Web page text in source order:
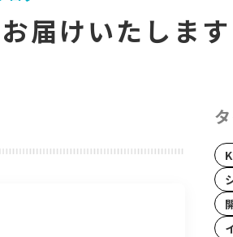
届けいたします